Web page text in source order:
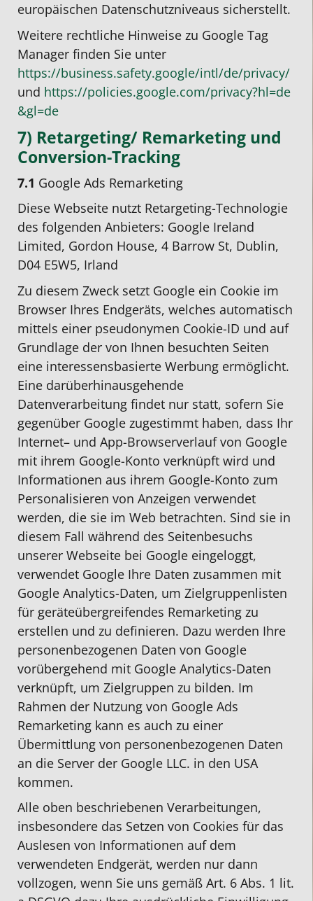
europäischen Datenschutzniveaus sicherstellt.
Weitere rechtliche Hinweise zu Google Tag
Manager finden Sie unter
https://business.safety.google/intl/de/privacy/
und https://policies.google.com/privacy?hl=de
&gl=de
7) Retargeting/ Remarketing und
Conversion-Tracking
7.1 Google Ads Remarketing
Diese Webseite nutzt Retargeting-Technologie
des folgenden Anbieters: Google Ireland
Limited, Gordon House, 4 Barrow St, Dublin,
D04 E5W5, Irland
Zu diesem Zweck setzt Google ein Cookie im
Browser Ihres Endgeräts, welches automatisch
mittels einer pseudonymen Cookie-ID und auf
Grundlage der von Ihnen besuchten Seiten
eine interessensbasierte Werbung ermöglicht.
Eine darüberhinausgehende
Datenverarbeitung findet nur statt, sofern Sie
gegenüber Google zugestimmt haben, dass Ihr
Internet– und App-Browserverlauf von Google
mit ihrem Google-Konto verknüpft wird und
Informationen aus ihrem Google-Konto zum
Personalisieren von Anzeigen verwendet
werden, die sie im Web betrachten. Sind sie in
diesem Fall während des Seitenbesuchs
unserer Webseite bei Google eingeloggt,
verwendet Google Ihre Daten zusammen mit
Google Analytics-Daten, um Zielgruppenlisten
für geräteübergreifendes Remarketing zu
erstellen und zu definieren. Dazu werden Ihre
personenbezogenen Daten von Google
vorübergehend mit Google Analytics-Daten
verknüpft, um Zielgruppen zu bilden. Im
Rahmen der Nutzung von Google Ads
Remarketing kann es auch zu einer
Übermittlung von personenbezogenen Daten
an die Server der Google LLC. in den USA
kommen.
Alle oben beschriebenen Verarbeitungen,
insbesondere das Setzen von Cookies für das
Auslesen von Informationen auf dem
verwendeten Endgerät, werden nur dann
vollzogen, wenn Sie uns gemäß Art. 6 Abs. 1 lit.